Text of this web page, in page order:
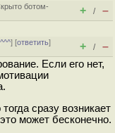
ботом-
+ / –
^^^] [ответить]
+ / –
Если его нет,
сразу возникает
может бесконечно.